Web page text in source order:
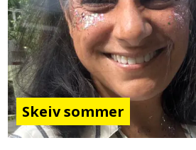
Skeiv sommer